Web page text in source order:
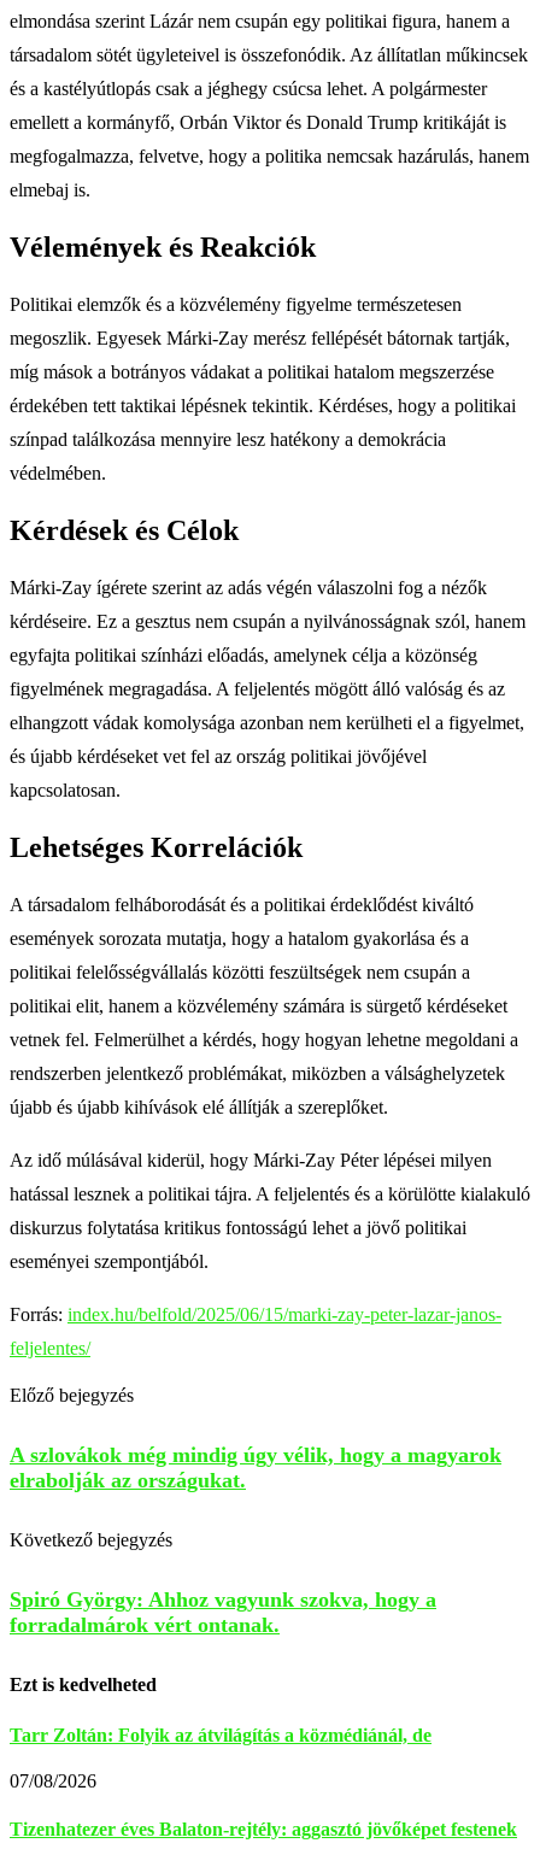
elmondása szerint Lázár nem csupán egy politikai figura, hanem a
társadalom sötét ügyleteivel is összefonódik. Az állítatlan műkincsek
és a kastélyútlopás csak a jéghegy csúcsa lehet. A polgármester
emellett a kormányfő, Orbán Viktor és Donald Trump kritikáját is
megfogalmazza, felvetve, hogy a politika nemcsak hazárulás, hanem
elmebaj is.
Vélemények és Reakciók
Politikai elemzők és a közvélemény figyelme természetesen
megoszlik. Egyesek Márki-Zay merész fellépését bátornak tartják,
míg mások a botrányos vádakat a politikai hatalom megszerzése
érdekében tett taktikai lépésnek tekintik. Kérdéses, hogy a politikai
színpad találkozása mennyire lesz hatékony a demokrácia
védelmében.
Kérdések és Célok
Márki-Zay ígérete szerint az adás végén válaszolni fog a nézők
kérdéseire. Ez a gesztus nem csupán a nyilvánosságnak szól, hanem
egyfajta politikai színházi előadás, amelynek célja a közönség
figyelmének megragadása. A feljelentés mögött álló valóság és az
elhangzott vádak komolysága azonban nem kerülheti el a figyelmet,
és újabb kérdéseket vet fel az ország politikai jövőjével
kapcsolatosan.
Lehetséges Korrelációk
A társadalom felháborodását és a politikai érdeklődést kiváltó
események sorozata mutatja, hogy a hatalom gyakorlása és a
politikai felelősségvállalás közötti feszültségek nem csupán a
politikai elit, hanem a közvélemény számára is sürgető kérdéseket
vetnek fel. Felmerülhet a kérdés, hogy hogyan lehetne megoldani a
rendszerben jelentkező problémákat, miközben a válsághelyzetek
újabb és újabb kihívások elé állítják a szereplőket.
Az idő múlásával kiderül, hogy Márki-Zay Péter lépései milyen
hatással lesznek a politikai tájra. A feljelentés és a körülötte kialakuló
diskurzus folytatása kritikus fontosságú lehet a jövő politikai
eseményei szempontjából.
Forrás: index.hu/belfold/2025/06/15/marki-zay-peter-lazar-janos-
feljelentes/
Előző bejegyzés
A szlovákok még mindig úgy vélik, hogy a magyarok
elrabolják az országukat.
Következő bejegyzés
Spiró György: Ahhoz vagyunk szokva, hogy a
forradalmárok vért ontanak.
Ezt is kedvelheted
Tarr Zoltán: Folyik az átvilágítás a közmédiánál, de
07/08/2026
Tizenhatezer éves Balaton-rejtély: aggasztó jövőképet festenek